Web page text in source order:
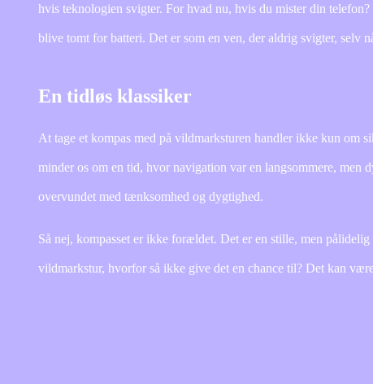
hvis teknologien svigter. For hvad nu, hvis du mister din
blive tomt for batteri. Det er som en ven, der aldrig svigter, selv
En tidløs klassiker
At tage et kompas med på vildmarksturen handler ikke kun om
minder os om en tid, hvor navigation var en langsommere,
overvundet med tænksomhed og dygtighed.
Så nej, kompasset er ikke forældet. Det er en stille, men
vildmarkstur, hvorfor så ikke give det en chance til? Det kan